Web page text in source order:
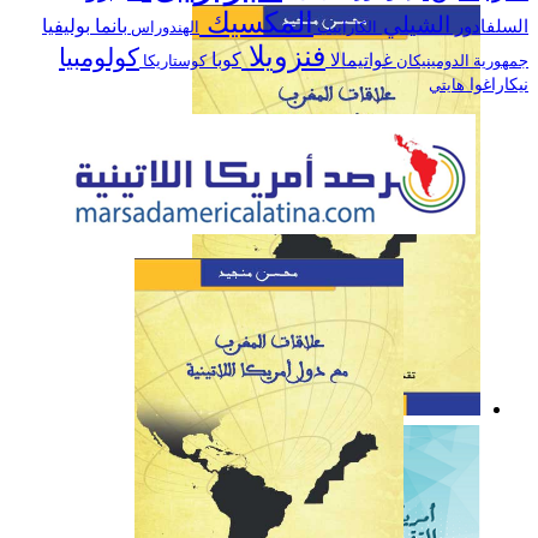
العلاقات بين المغرب وأمريكا
اللاتينية خلال سنة 2019
كتاب: علاقات المغرب مع
دول أمريكا اللاتينية
السلفادور الشيلي الكاراييبالمكسيك الهندوراس بانما بوليفيا
جمهورية الدومينيكان غواتيمالا فنزويلاكوباكوستاريكا كولومبيا
نيكاراغواهايتي